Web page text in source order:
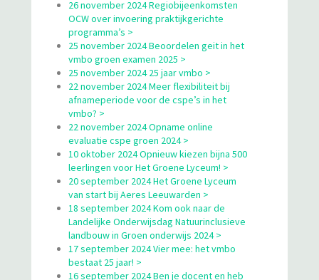
26 november 2024 Regiobijeenkomsten
OCW over invoering praktijkgerichte
programma’s >
25 november 2024 Beoordelen geit in het
vmbo groen examen 2025 >
25 november 2024 25 jaar vmbo >
22 november 2024 Meer flexibiliteit bij
afnameperiode voor de cspe’s in het
vmbo? >
22 november 2024 Opname online
evaluatie cspe groen 2024 >
10 oktober 2024 Opnieuw kiezen bijna 500
leerlingen voor Het Groene Lyceum! >
20 september 2024 Het Groene Lyceum
van start bij Aeres Leeuwarden >
18 september 2024 Kom ook naar de
Landelijke Onderwijsdag Natuurinclusieve
landbouw in Groen onderwijs 2024 >
17 september 2024 Vier mee: het vmbo
bestaat 25 jaar! >
16 september 2024 Ben je docent en heb